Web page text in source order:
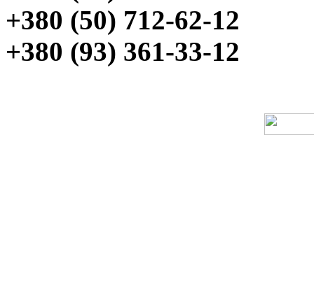
+380 (50) 712-62-12
+380 (93) 361-33-12